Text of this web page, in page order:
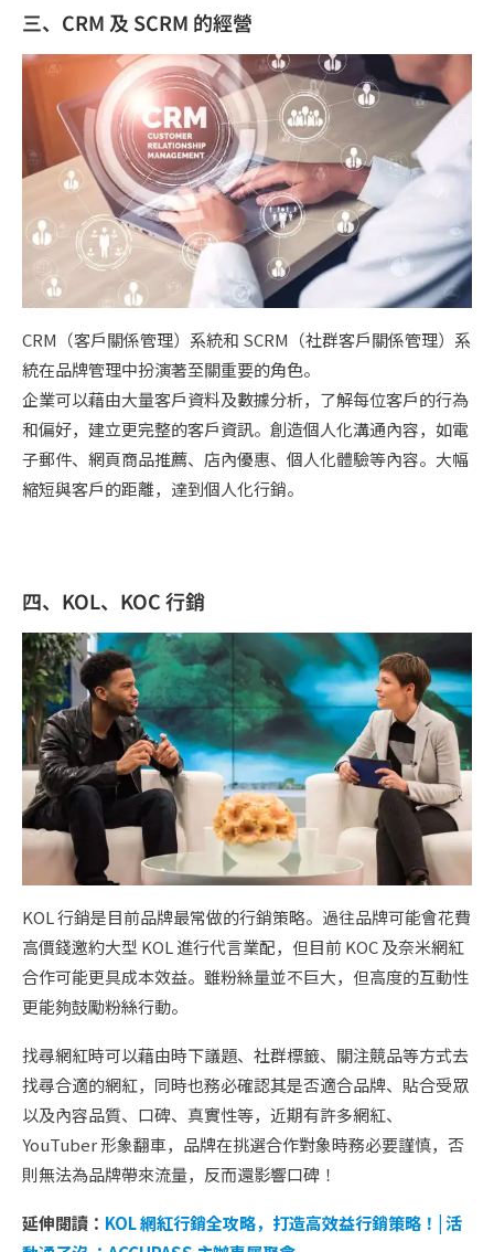
三、CRM 及 SCRM 的經營
CRM（客戶關係管理）系統和 SCRM（社群客戶關係管理）系
統在品牌管理中扮演著至關重要的角色。
企業可以藉由大量客戶資料及數據分析，了解每位客戶的行為
和偏好，建立更完整的客戶資訊。創造個人化溝通內容，如電
子郵件、網頁商品推薦、店內優惠、個人化體驗等內容。大幅
縮短與客戶的距離，達到個人化行銷。
四、KOL、KOC 行銷
KOL 行銷是目前品牌最常做的行銷策略。過往品牌可能會花費
高價錢邀約大型 KOL 進行代言業配，但目前 KOC 及奈米網紅
合作可能更具成本效益。雖粉絲量並不巨大，但高度的互動性
更能夠鼓勵粉絲行動。
找尋網紅時可以藉由時下議題、社群標籤、關注競品等方式去
找尋合適的網紅，同時也務必確認其是否適合品牌、貼合受眾
以及內容品質、口碑、真實性等，近期有許多網紅、
YouTuber 形象翻車，品牌在挑選合作對象時務必要謹慎，否
則無法為品牌帶來流量，反而還影響口碑！
延伸閱讀： KOL 網紅行銷全攻略，打造高效益行銷策略！| 活